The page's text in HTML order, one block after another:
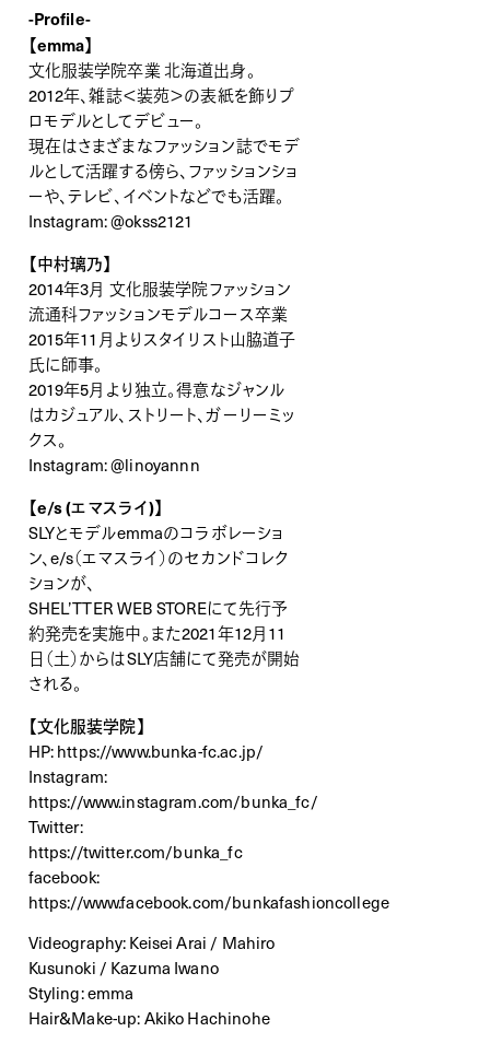
-Profile-
【emma】
文化服装学院卒業 北海道出身。
2012年、雑誌＜装苑＞の表紙を飾りプ
ロモデルとしてデビュー。
現在はさまざまなファッション誌でモデ
ルとして活躍する傍ら、ファッションショ
ーや、テレビ、イベントなどでも活躍。
Instagram:@okss2121
【中村璃乃】
2014年3月 文化服装学院ファッション
流通科ファッションモデルコース卒業
2015年11月よりスタイリスト山脇道子
氏に師事。
2019年5月より独立。得意なジャンル
はカジュアル、ストリート、ガーリーミッ
クス。
Instagram:@linoyannn
【e/s (エマスライ)】
SLYとモデルemmaのコラボレーショ
ン、e/s（エマスライ）のセカンドコレク
ションが、
SHEL’TTER WEB STOREにて先行予
約発売を実施中。また2021年12月11
日（土）からはSLY店舗にて発売が開始
される。
【文化服装学院】
HP:https://www.bunka-fc.ac.jp/
Instagram:
https://www.instagram.com/bunka_fc/
Twitter:
https://twitter.com/bunka_fc
facebook:
https://www.facebook.com/bunkafashioncollege
Videography: Keisei Arai / Mahiro
Kusunoki / Kazuma Iwano
Styling: emma
Hair&Make-up: Akiko Hachinohe